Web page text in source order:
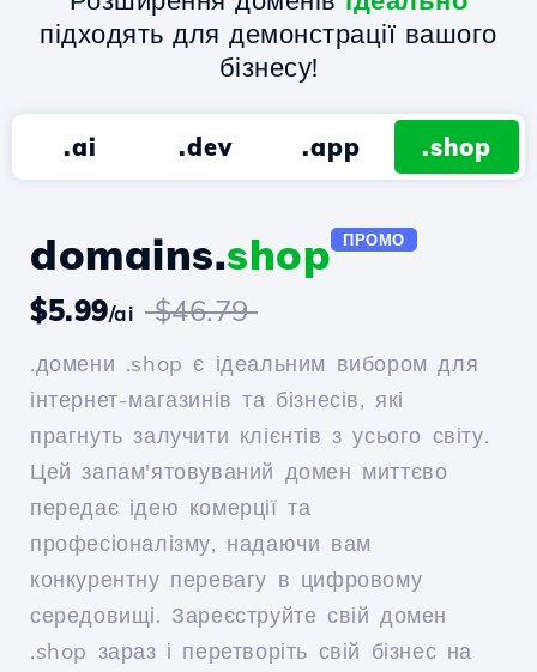
підходять для демонстрації вашого
бізнесу!
.ai .dev .app .shop
domains.shop ПРОМО
$5.99/ai $46.79
.домени .shop є ідеальним вибором для
інтернет-магазинів та бізнесів, які
прагнуть залучити клієнтів з усього світу.
Цей запам'ятовуваний домен миттєво
передає ідею комерції та
професіоналізму, надаючи вам
конкурентну перевагу в цифровому
середовищі. Зареєструйте свій домен
.shop зараз і перетворіть свій бізнес на